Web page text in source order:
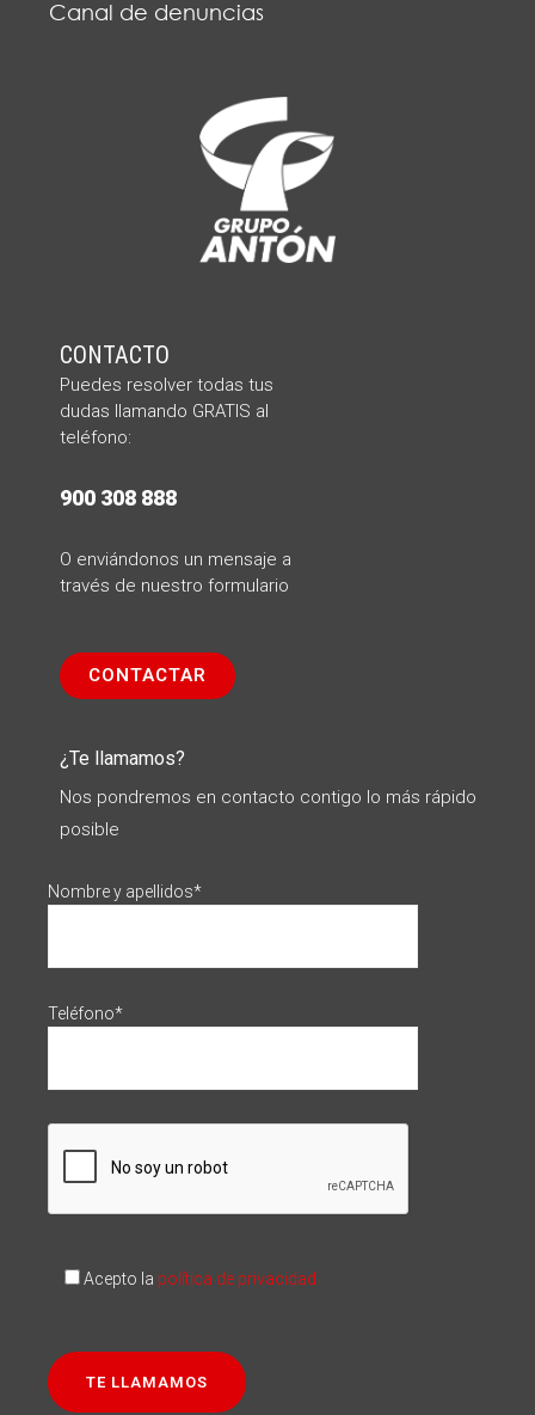
Canal de denuncias
CONTACTO
Puedes resolver todas tus
dudas llamando GRATIS al
teléfono:
900 308 888
O enviándonos un mensaje a
través de nuestro formulario
CONTACTAR
¿Te llamamos?
Nos pondremos en contacto contigo lo más rápido
posible
Nombre y apellidos*
Teléfono*
Acepto la política de privacidad